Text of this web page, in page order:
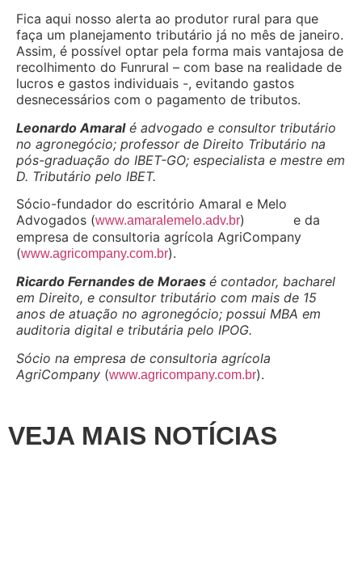
Fica aqui nosso alerta ao produtor rural para que
faça um planejamento tributário já no mês de janeiro.
Assim, é possível optar pela forma mais vantajosa de
recolhimento do Funrural – com base na realidade de
lucros e gastos individuais -, evitando gastos
desnecessários com o pagamento de tributos.
Leonardo Amaral é advogado e consultor tributário
no agronegócio; professor de Direito Tributário na
pós-graduação do IBET-GO; especialista e mestre em
D. Tributário pelo IBET.
Sócio-fundador do escritório Amaral e Melo
Advogados (www.amaralemelo.adv.br) e da
empresa de consultoria agrícola AgriCompany
(www.agricompany.com.br).
Ricardo Fernandes de Moraes é contador, bacharel
em Direito, e consultor tributário com mais de 15
anos de atuação no agronegócio; possui MBA em
auditoria digital e tributária pelo IPOG.
Sócio na empresa de consultoria agrícola
AgriCompany (www.agricompany.com.br).
VEJA MAIS NOTÍCIAS